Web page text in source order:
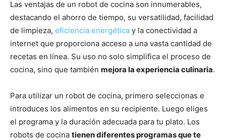
Las ventajas de un robot de cocina son innumerables,
destacando el ahorro de tiempo, su versatilidad, facilidad
de limpieza, eficiencia energética y la conectividad a
internet que proporciona acceso a una vasta cantidad de
recetas en línea. Su uso no solo simplifica el proceso de
cocina, sino que también mejora la experiencia culinaria.
Para utilizar un robot de cocina, primero seleccionas e
introduces los alimentos en su recipiente. Luego eliges
el programa y la duración adecuada para tu plato. Los
robots de cocina tienen diferentes programas que te